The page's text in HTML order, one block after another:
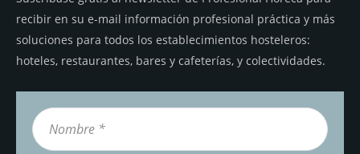
recibir en su e-mail información profesional práctica y más
soluciones para todos los establecimientos hosteleros:
hoteles, restaurantes, bares y cafeterías, y colectividades.